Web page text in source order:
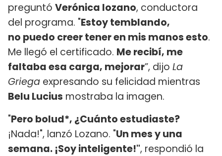
preguntó Verónica lozano, conductora
del programa. "Estoy temblando,
no puedo creer tener en mis manos esto.
Me llegó el certificado. Me recibí, me
faltaba esa carga, mejorar”, dijo La
Griega expresando su felicidad mientras
Belu Lucius mostraba la imagen.
"Pero bolud*, ¿Cuánto estudiaste?
¡Nada!", lanzó Lozano. "Un mes y una
semana. ¡Soy inteligente!", respondió la